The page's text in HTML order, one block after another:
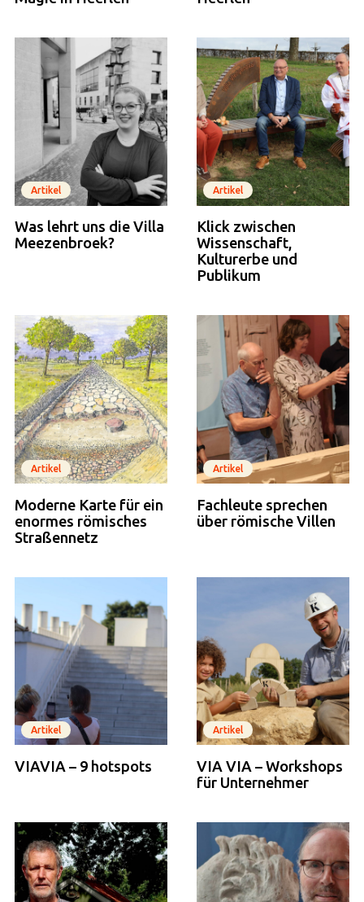
Artikel
Was lehrt uns die Villa
Meezenbroek?
Artikel
Klick zwischen
Wissenschaft,
Kulturerbe und
Publikum
Artikel
Moderne Karte für ein
enormes römisches
Straßennetz
Artikel
Fachleute sprechen
über römische Villen
Artikel
VIAVIA – 9 hotspots
Artikel
VIA VIA – Workshops
für Unternehmer